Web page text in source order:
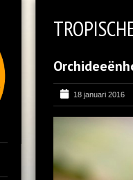
18 januari 2016